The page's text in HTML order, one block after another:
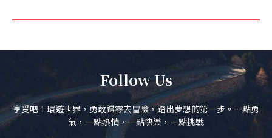
Follow Us
享受吧！環遊世界，勇敢歸零去冒險，踏出夢想的第一步。一點勇
氣，一點熱情，一點快樂，一點挑戰